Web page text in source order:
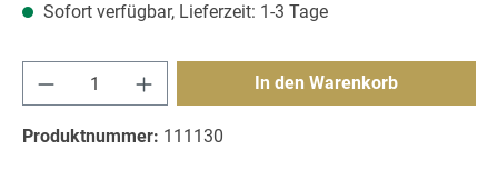
Sofort verfügbar, Lieferzeit: 1-3 Tage
Produkt Anzahl: Gib den gewünschten
In den Warenkorb
Produktnummer: 111130